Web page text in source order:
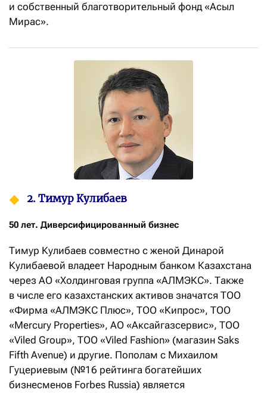
и собственный благотворительный фонд «Асыл
Мирас».
2. Тимур Кулибаев
50 лет. Диверсифицированный бизнес
Тимур Кулибаев совместно с женой Динарой
Кулибаевой владеет Народным банком Казахстана
через АО «Холдинговая группа «АЛМЭКС». Также
в числе его казахстанских активов значатся ТОО
«Фирма «АЛМЭКС Плюс», ТОО «Кипрос», ТОО
«Mercury Properties», АО «Аксайгазсервис», ТОО
«Viled Group», ТОО «Viled Fashion» (магазин Saks
Fifth Avenue) и другие. Пополам с Михаилом
Гуцериевым (№16 рейтинга богатейших
бизнесменов Forbes Russia) является